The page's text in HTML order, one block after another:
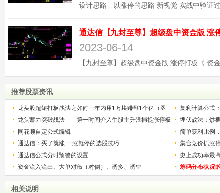
2023-06-14
推荐股票资讯
龙头股超短打板战法之如何一年内用1万块赚到1个亿（图
解）
复利计算公式
少？
龙头蓄力突破战法——第一时间介入牛股主升浪捕捉涨停板
的技巧（图解）
埋伏战法：炒
同花顺自定公式编辑
简单获利比例
用
通达信：买了就涨 一涨就停的选股技巧
集合竞价抓涨
通达信公式分时预警的设置
史上成功率最
称选股法宝！
资金流入流出、大单对敲（对倒）、诱多、诱空 筹码分布状况
相关说明